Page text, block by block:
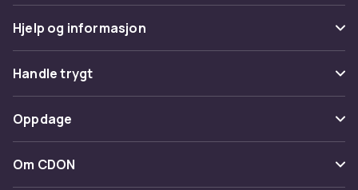
vinterlook uten å kompromittere dyrevelferd.
Materiale og varme
Muffer fremstilles i et bredt spektrum av
materialer. Kunstpels gir et lignende estetisk
utseende uten å involvere dyr og fås i utallige
farger. Fleece og syntetiske fyldmaterialer
som PrimaLoft gir god isolering og er
Hjelp og informasjon
Vanlige spørsmål
Spor pakke
Angre & returner her
Kontakt oss
Handle trygt
Betaling
Levering
Oppdage
Kategorier
Om CDON